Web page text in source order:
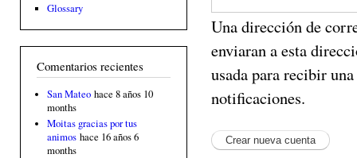
Glossary
Comentarios recientes
San Mateo hace 8 años 10
months
Moitas gracias por tus
animos hace 16 años 6
months
Una dirección de
enviaran a esta
usada para recibir
notificaciones.